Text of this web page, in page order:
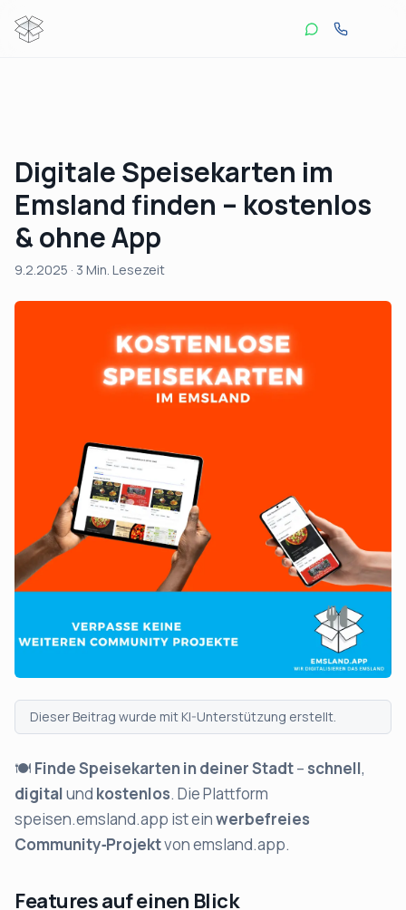
Digitale Speisekarten im
Emsland finden – kostenlos
& ohne App
9.2.2025 · 3 Min. Lesezeit
Dieser Beitrag wurde mit KI-Unterstützung erstellt.
🍽️ Finde Speisekarten in deiner Stadt– schnell,
digitalund kostenlos. Die Plattform
speisen.emsland.app ist einwerbefreies
Community‑Projektvonemsland.app.
Features auf einen Blick